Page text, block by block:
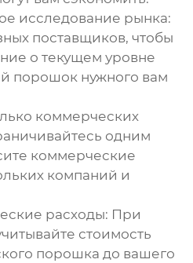
исследование рынка:
поставщиков, чтобы
о текущем уровне
порошок нужного вам
коммерческих
одним
коммерческие
компаний и
расходы: При
стоимость
порошка до вашего